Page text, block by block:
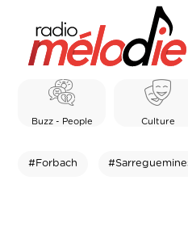
Buzz - People Culture
#Forbach